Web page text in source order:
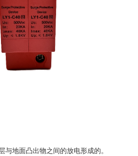
与地面凸出物之间的放电形成的。